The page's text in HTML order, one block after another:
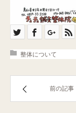
整体について
前の記事